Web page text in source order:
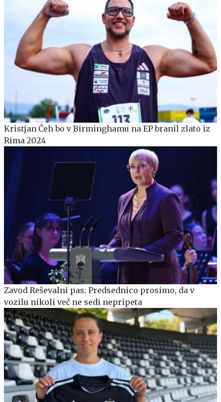
Kristjan Čeh bo v Birminghamu na EP branil zlato iz
Rima 2024
Zavod Reševalni pas: Predsednico prosimo, da v
vozilu nikoli več ne sedi nepripeta